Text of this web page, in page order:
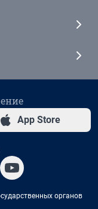
App Store
органов